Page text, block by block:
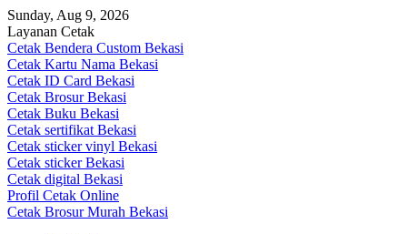
Skip
to
content
Sunday, Aug 9, 2026
Layanan Cetak
Cetak Bendera Custom Bekasi
Cetak Kartu Nama Bekasi
Cetak ID Card Bekasi
Cetak Brosur Bekasi
Cetak Buku Bekasi
Cetak sertifikat Bekasi
Cetak sticker vinyl Bekasi
Cetak sticker Bekasi
Cetak digital Bekasi
Profil Cetak Online
Cetak Brosur Murah Bekasi